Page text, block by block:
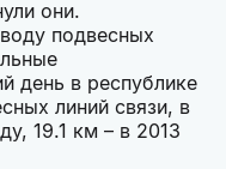
они.
подвесных
день в республике
линий связи, в
19.1 км – в 2013